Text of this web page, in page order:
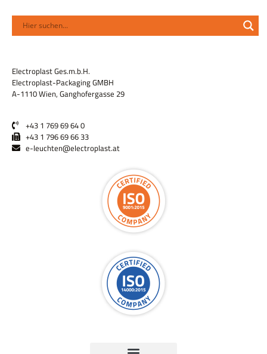
Electroplast Ges.m.b.H.
Electroplast-Packaging GMBH
A-1110 Wien, Ganghofergasse 29
+43 1 769 69 64 0
+43 1 796 69 66 33
e-leuchten@electroplast.at